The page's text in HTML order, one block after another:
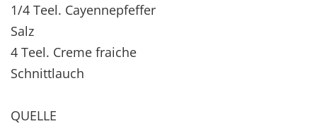
1/4 Teel. Cayennepfeffer
Salz
4 Teel. Creme fraiche
Schnittlauch
QUELLE